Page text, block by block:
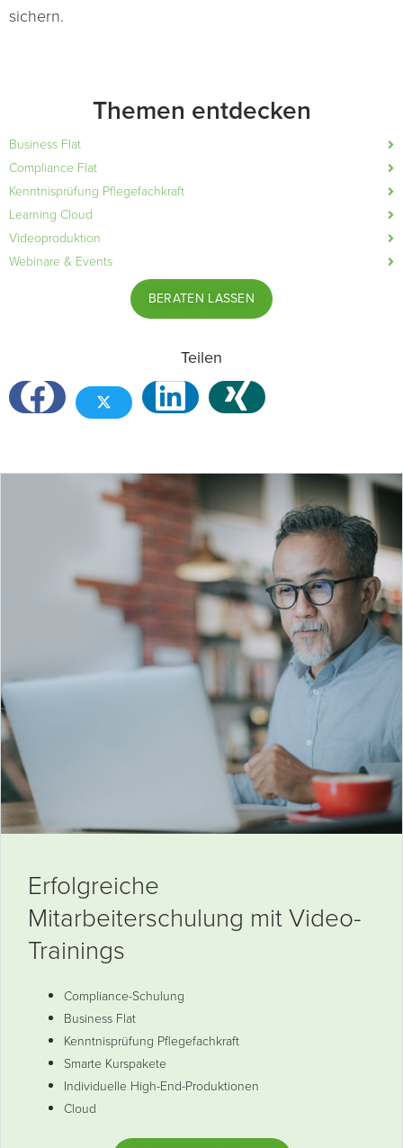
sichern.
Themen entdecken
Business Flat
Compliance Flat
Kenntnisprüfung Pflegefachkraft
Learning Cloud
Videoproduktion
Webinare & Events
BERATEN LASSEN
Teilen
Erfolgreiche
Mitarbeiterschulung mit Video-
Trainings
Compliance-Schulung
Business Flat
Kenntnisprüfung Pflegefachkraft
Smarte Kurspakete
Individuelle High-End-Produktionen
Cloud